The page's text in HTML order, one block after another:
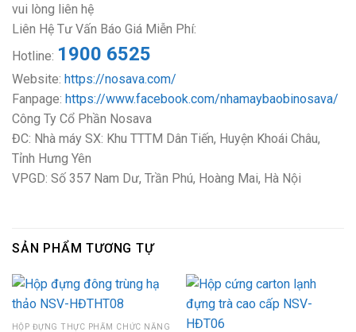
vui lòng liên hệ
Liên Hệ Tư Vấn Báo Giá Miễn Phí:
Hotline: 1900 6525
Website: https://nosava.com/
Fanpage: https://www.facebook.com/nhamaybaobinosava/
Công Ty Cổ Phần Nosava
ĐC: Nhà máy SX: Khu TTTM Dân Tiến, Huyện Khoái Châu,
Tỉnh Hưng Yên
VPGD: Số 357 Nam Dư, Trần Phú, Hoàng Mai, Hà Nội
SẢN PHẨM TƯƠNG TỰ
HỘP ĐỰNG THỰC PHẨM CHỨC NĂNG